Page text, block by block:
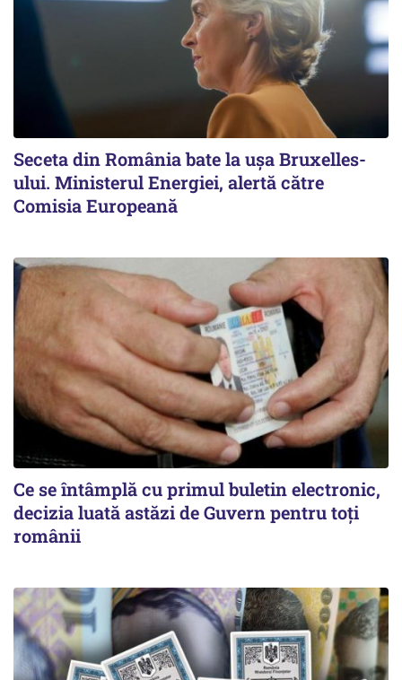
Seceta din România bate la ușa Bruxelles-
ului. Ministerul Energiei, alertă către
Comisia Europeană
Ce se întâmplă cu primul buletin electronic,
decizia luată astăzi de Guvern pentru toți
românii